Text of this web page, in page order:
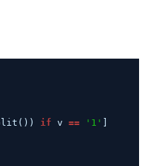
if v == '1' ]